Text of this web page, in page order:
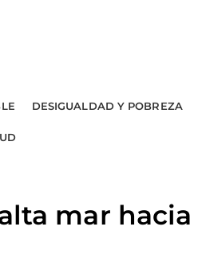
DESIGUALDAD Y POBREZA
mar hacia